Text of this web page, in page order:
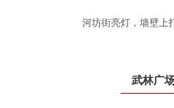
河坊街亮灯，墙壁上
武林广